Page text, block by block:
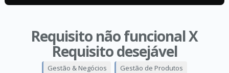
Requisito não funcional X
Requisito desejável
Gestão & Negócios Gestão de Produtos